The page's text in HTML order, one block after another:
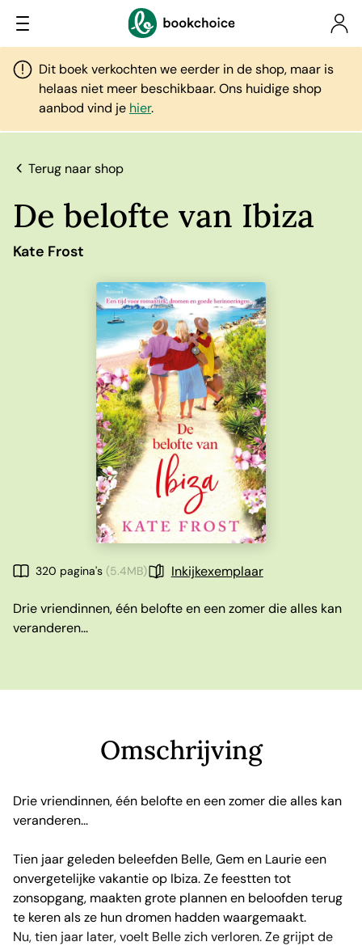
Dit boek verkochten we eerder in de shop, maar is
helaas niet meer beschikbaar. Ons huidige shop
aanbod vind je hier.
Terug naar shop
De belofte van Ibiza
Kate Frost
320 pagina's (5.4MB) Inkijkexemplaar
Drie vriendinnen, één belofte en een zomer die alles kan
veranderen...
Omschrijving
Drie vriendinnen, één belofte en een zomer die alles kan
veranderen...
Tien jaar geleden beleefden Belle, Gem en Laurie een
onvergetelijke vakantie op Ibiza. Ze feestten tot
zonsopgang, maakten grote plannen en beloofden terug
te keren als ze hun dromen hadden waargemaakt.
Nu, tien jaar later, voelt Belle zich verloren. Ze grijpt de